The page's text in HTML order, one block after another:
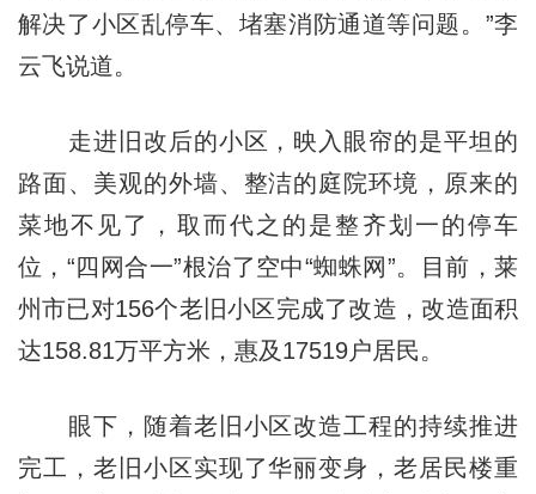
解决了小区乱停车、堵塞消防通道等问题。”李
云飞说道。
走进旧改后的小区，映入眼帘的是平坦的
路面、美观的外墙、整洁的庭院环境，原来的
菜地不见了，取而代之的是整齐划一的停车
位，“四网合一”根治了空中“蜘蛛网”。目前，莱
州市已对156个老旧小区完成了改造，改造面积
达158.81万平方米，惠及17519户居民。
眼下，随着老旧小区改造工程的持续推进
完工，老旧小区实现了华丽变身，老居民楼重